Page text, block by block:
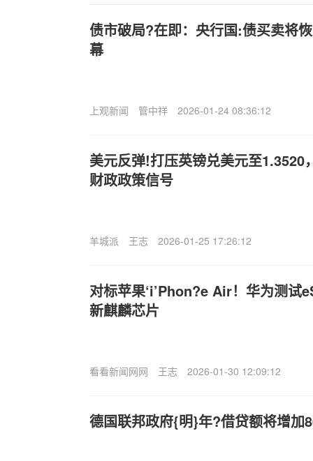
债市破局?在即：央行国:债买卖将
幕
上观新闻 管中祥 2026-01-24 08:36:12
美元反弹!打压英镑兑美元至1.3520
财政政策信号
羊城派 王志 2026-01-25 17:26:12
对标苹果‘i’Phon?e Air！华为测试
新麒麟芯片
看看新闻网网 王志 2026-01-30 12:09:12
德国联邦政府{明}年?借贷额将增加